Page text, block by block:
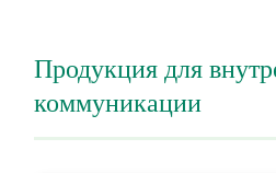
Продукция для
коммуникации